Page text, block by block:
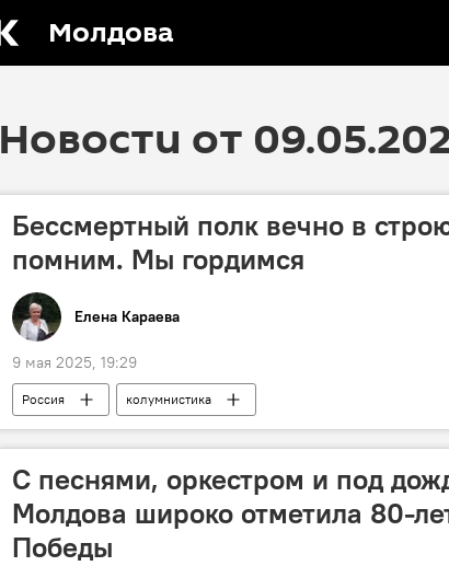
Молдова
Новости от
Бессмертный полк вечно в
помним. Мы гордимся
Елена Караева
9 мая 2025, 19:29
Россия колумнистика
С песнями, оркестром и под
Молдова широко отметила 80-
Победы